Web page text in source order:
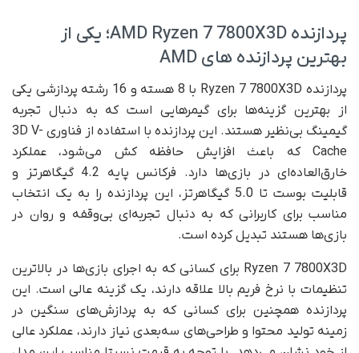
پردازنده AMD Ryzen 7 7800X3D؛ یکی از
بهترین پردازنده های AMD
پردازنده Ryzen 7 7800X3D با 8 هسته و 16 رشته پردازشی یکی
از بهترین گزینه‌ها برای گیمرهایی است که به دنبال تجربه
گیمینگ بی‌نظیر هستند. این پردازنده با استفاده از فناوری 3D V-
Cache که باعث افزایش حافظه کش می‌شود، عملکرد
خارق‌العاده‌ای در بازی‌ها دارد. فرکانس پایه 4.2 گیگاهرتز و
قابلیت بوست تا 5.0 گیگاهرتز، این پردازنده را به یک انتخاب
مناسب برای کاربرانی که به دنبال تجربه‌ای بی‌وقفه و روان در
بازی‌ها هستند تبدیل کرده است.
Ryzen 7 7800X3D برای کسانی که به اجرای بازی‌ها در بالاترین
تنظیمات با نرخ فریم بالا علاقه دارند، یک گزینه عالی است. این
پردازنده همچنین برای کسانی که به پردازش‌های سنگین در
زمینه تولید محتوا و طراحی‌های سه‌بعدی نیاز دارند، عملکرد عالی